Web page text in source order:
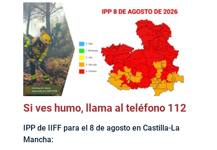
Si ves humo, llama al teléfono 112
IPP de IIFF para el 8 de agosto en Castilla-La
Mancha: